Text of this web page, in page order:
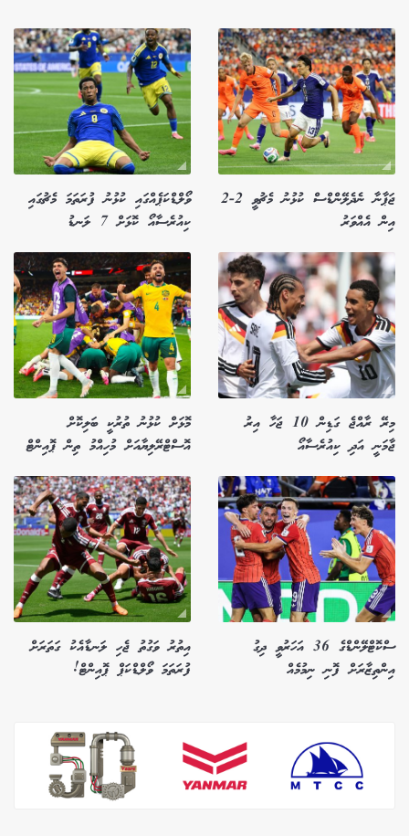
ޖަޕާނާ ނެދެލޭންޑްސް ކުޅުނު މެޗުވީ 2-2
އިން އެއްވަރު
ވޯލްޑްކަޕެއްގައި ކުޅުނު ފުރަތަމަ މެޗުގައި
ކިއުރެސާއޯ ކޮޅަށް 7 ލަނޑު
މިރޭ ރާއްޖެ ގަޑިން 10 ޖަހާ އިރު
ޖާމަނީ އަދި ކިއުރެސާއޯ
މޮޅަށް ކުޅުނު ތުރުކީ ބަލިކޮށް
އޮސްޓްރޭލިޔާއަށް މުހިއްމު ތިން ޕޮއިންޓް
ސްކޮޓްލޭންޑްގެ 36 އަހަރުވީ ދިގު
އިންތިޒާރަށް ފޮނި ނިމުމެއް
އިތުރު ވަގުތު ޖެހި ލަނޑާއެކު ގަތަރަށް
ފުރަތަމަ ވޯލްޑްކަޕް ޕޮއިންޓް!